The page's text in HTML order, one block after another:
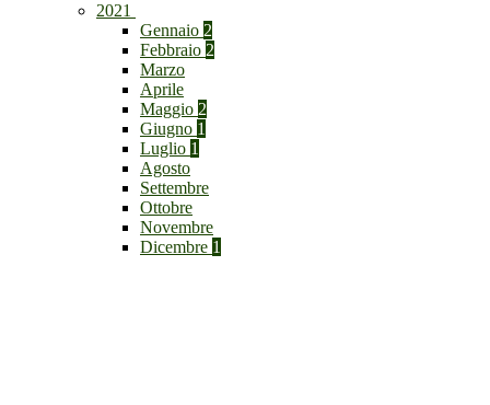
2021
Gennaio 2
Febbraio 2
Marzo
Aprile
Maggio 2
Giugno 1
Luglio 1
Agosto
Settembre
Ottobre
Novembre
Dicembre 1